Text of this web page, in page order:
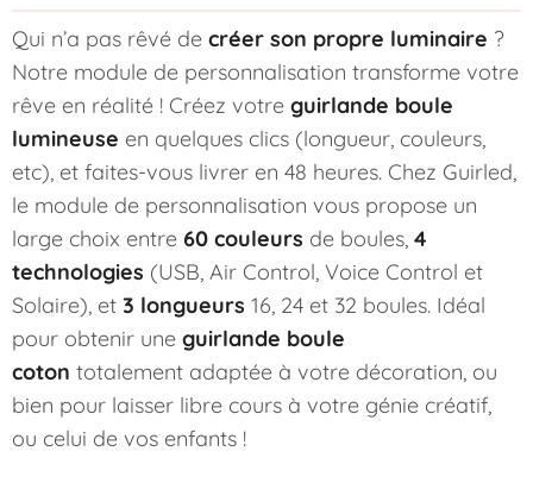
Qui n’a pas rêvé de créer son propre luminaire ?
Notre module de personnalisation transforme votre
rêve en réalité ! Créez votre guirlande boule
lumineuse en quelques clics (longueur, couleurs,
etc), et faites-vous livrer en 48 heures. Chez Guirled,
le module de personnalisation vous propose un
large choix entre 60 couleurs de boules, 4
technologies (USB, Air Control, Voice Control et
Solaire), et 3 longueurs 16, 24 et 32 boules. Idéal
pour obtenir une guirlande boule
coton totalement adaptée à votre décoration, ou
bien pour laisser libre cours à votre génie créatif,
ou celui de vos enfants !